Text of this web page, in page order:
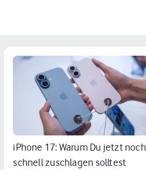
iPhone 17: Warum Du jetzt noch
schnell zuschlagen solltest